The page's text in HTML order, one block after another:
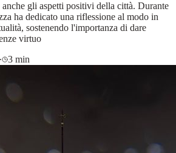
gli aspetti positivi della città. Durante
ha dedicato una riflessione al modo in
sostenendo l'importanza di dare
virtuo
· 3 min